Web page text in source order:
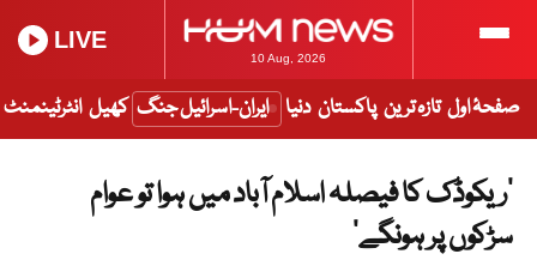
10 Aug, 2026
LIVE
صفحۂ اول تازہ ترین پاکستان دنیا ایران-اسرائیل جنگ کھیل انٹرٹینمنٹ
’ریکوڈک کا فیصلہ اسلام آباد میں ہوا تو عوام
سڑکوں پر ہونگے‘